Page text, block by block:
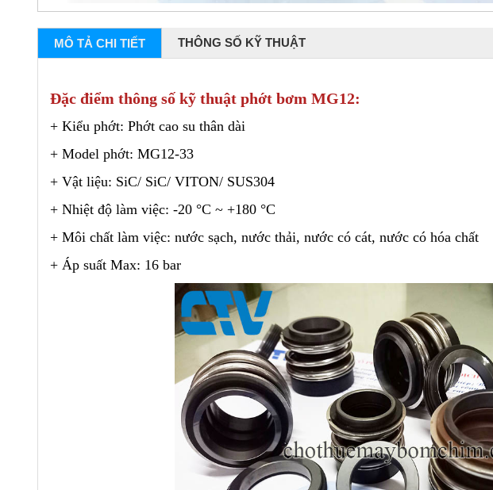
MÔ TẢ CHI TIẾT THÔNG SỐ KỸ THUẬT
Đặc điểm thông số kỹ thuật phớt bơm MG12:
+ Kiểu phớt: Phớt cao su thân dài
+ Model phớt: MG12-33
+ Vật liệu: SiC/ SiC/ VITON/ SUS304
+ Nhiệt độ làm việc: -20 °C ~ +180 °C
+ Môi chất làm việc: nước sạch, nước thải, nước có cát, nước có hóa chất
+ Áp suất Max: 16 bar